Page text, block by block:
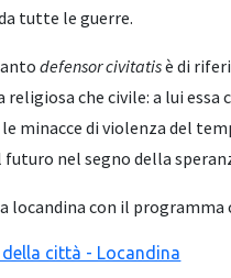
tutte le guerre.
defensor civitatisè di
che civile: a lui essa
minacce di violenza del
nel segno della
locandina con il programma
della città - Locandina